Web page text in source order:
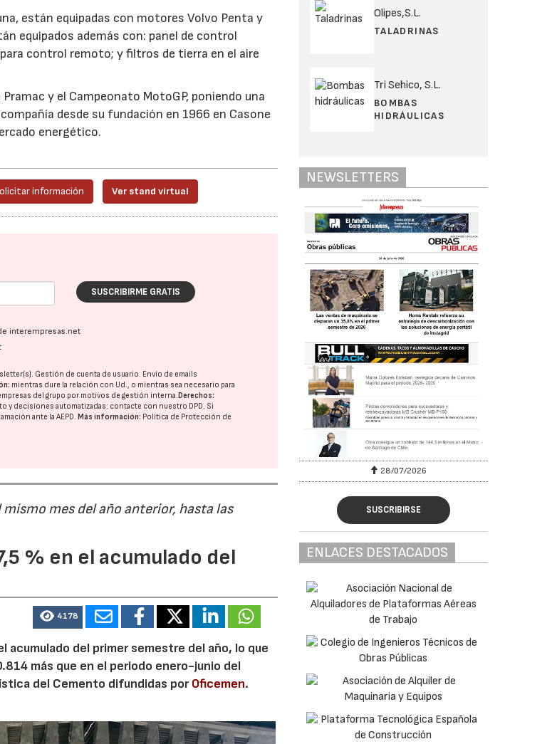
están equipadas con motores Volvo Penta y
equipados además con: panel de control
control remoto; y filtros de tierra en el aire
y el Campeonato MotoGP, poniendo una
desde su fundación en 1966 en Casone
energético.
información Ver stand virtual
SUSCRIBIRME GRATIS
interempresas.net
Gestión de cuenta de usuario. Envío de emails
mientras dure la relación con Ud., o mientras sea necesario para
del grupo por motivos de gestión interna.Derechos:
y decisiones automatizadas: contacte con nuestro DPD. Si
ante laAEPD.Más información: Política de Protección de
mes del año anterior, hasta las
% en el acumulado del
4178
acumulado del primer semestre del año, lo que
más que en el periodo enero-junio del
del Cemento difundidas porOficemen.
Olipes,S.L.
TALADRINAS
Tri Sehico, S.L.
BOMBAS
HIDRÁULICAS
NEWSLETTERS
28/07/2026
SUSCRIBIRSE
ENLACES DESTACADOS